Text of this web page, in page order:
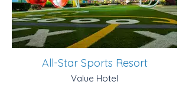
All-Star Sports Resort
Value Hotel